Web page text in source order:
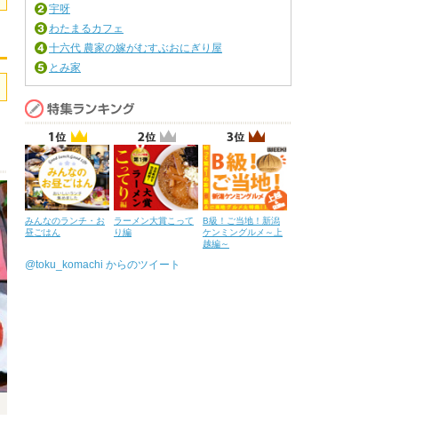
宇呀
わたまるカフェ
十六代 農家の嫁がむすぶおにぎり屋
とみ家
みんなのランチ・お
昼ごはん
ラーメン大賞こって
り編
B級！ご当地！新潟
ケンミングルメ～上
越編～
@toku_komachi からのツイート